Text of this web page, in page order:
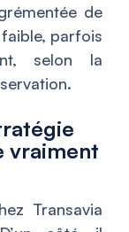
de
parfois
selon la
vraiment
Transavia